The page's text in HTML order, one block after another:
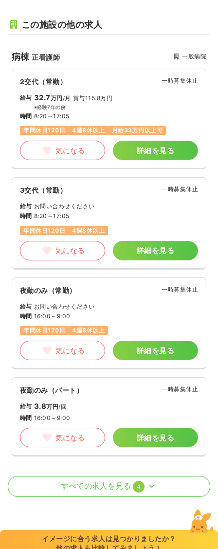
この施設の他の求人
病棟正看護師 一般病院
2交代（常勤） 一時募集休止
給与 32.7万円 /月 賞与115.8万円
※経験7年の例
時間 8:20～17:05
年間休日120日
4週8休以上 月給33万円以上可
気になる 詳細を見る
3交代（常勤） 一時募集休止
給与 お問い合わせください
時間 8:20～17:05
年間休日120日
4週8休以上
気になる 詳細を見る
夜勤のみ（常勤） 一時募集休止
給与 お問い合わせください
時間 16:00～9:00
年間休日120日
4週8休以上
気になる 詳細を見る
夜勤のみ（パート） 一時募集休止
給与 3.8万円/回
時間 16:00～9:00
気になる 詳細を見る
病棟
8:20～17:05
すべての求人を見る 4
イメージに合う求人は見つかりましたか？